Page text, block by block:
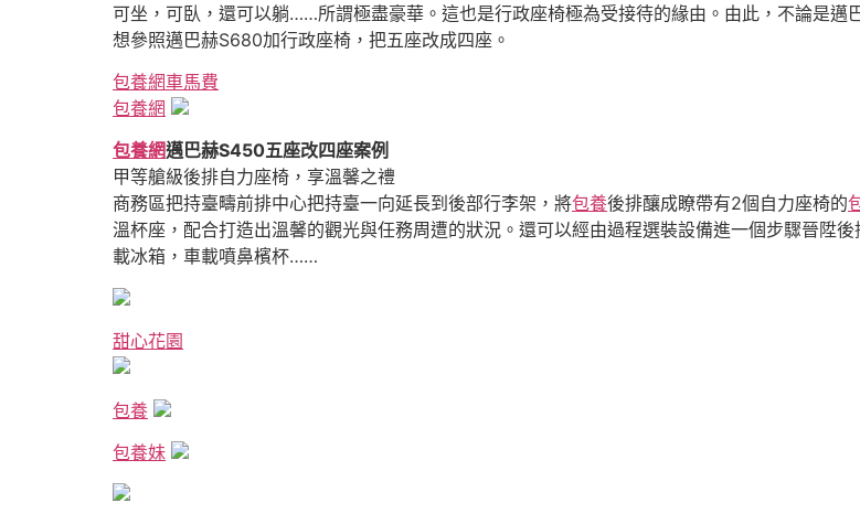
可坐，可臥，還可以躺……所謂極盡豪華。這也是行政座椅極為受接待的緣由。由此，不論是
想參照邁巴赫S680加行政座椅，把五座改成四座。
包養網車馬費
包養網
包養網邁巴赫S450五座改四座案例
甲等艙級後排自力座椅，享溫馨之禮
商務區把持臺疇前排中心把持臺一向延長到後部行李架，將包養後排釀成瞭帶有2個自力座椅的
溫杯座，配合打造出溫馨的觀光與任務周遭的狀況。還可以經由過程選裝設備進一個步驟晉陞
載冰箱，車載噴鼻檳杯……
甜心花園
包養
包養妹